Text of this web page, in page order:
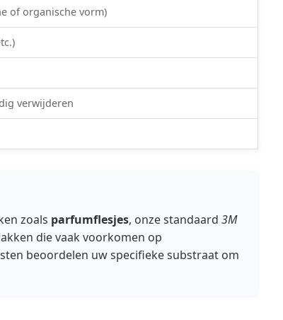
of organische vorm)
verwijderen
zoals parfumflesjes, onze standaard 3M
die vaak voorkomen op
beoordelen uw specifieke substraat om